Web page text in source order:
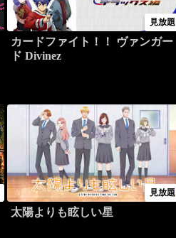
見放題
カードファイト！！ ヴァンガー
ド Divinez
見放題
太陽よりも眩しい星